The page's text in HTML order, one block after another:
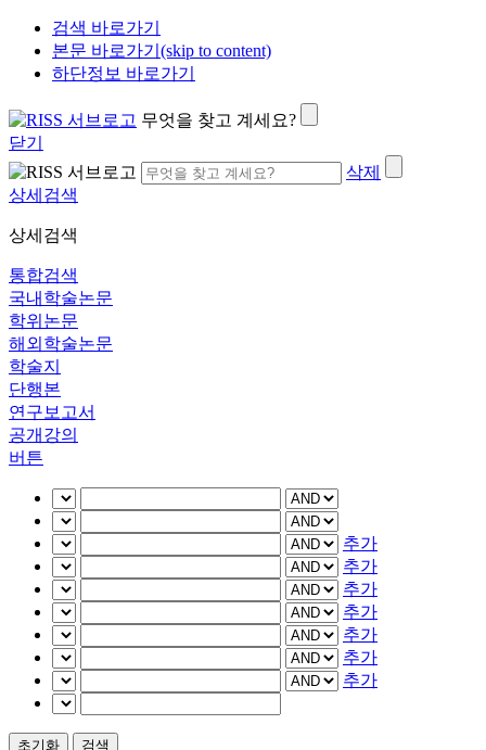
검색 바로가기
본문 바로가기(skip to content)
하단정보 바로가기
무엇을 찾고 계세요?
닫기
삭제
상세검색
상세검색
통합검색
국내학술논문
학위논문
해외학술논문
학술지
단행본
연구보고서
공개강의
버튼
추가
추가
추가
추가
추가
추가
추가